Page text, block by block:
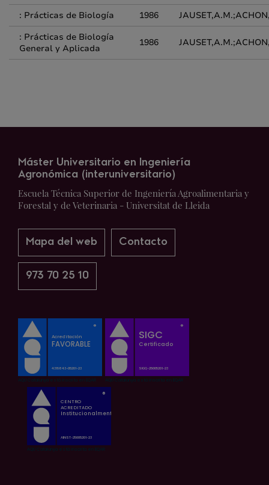
: Prácticas de Biología 1986
: Prácticas de Biología
General y Aplicada
1986
Máster Universitario en Ingeniería
Agronómica (interuniversitario)
Escuela Técnica Superior de Ingeniería Agroalimentaria y
Forestal y de Veterinaria - Universitat de Lleida
Mapa del web Contacto
973 70 25 10